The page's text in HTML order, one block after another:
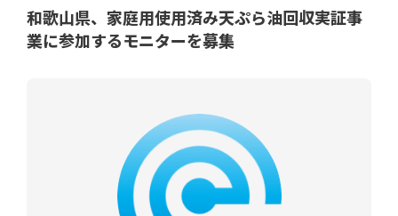
和歌山県、家庭用使用済み天ぷら油回収実証事
業に参加するモニターを募集